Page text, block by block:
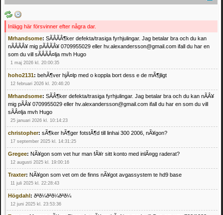
Inlägg här försvinner efter några dar.
Mrhandsome: SÃÂÃÂ¶ker defekta/trasiga fyrhjulingar. Jag betalar bra och du kan
nÃÂÃÂ¥ mig pÃÂÃÂ¥ 0709955029 eller hv.alexandersson@gmail.com ifall du har en
som du vill sÃÂÃÂ¤lja mvh Hugo
1 maj 2026 kl. 20:00:35
hoho2131: behÃ¶ver hjÃ¤lp med o koppla bort dess e de mÃ¶jligt
12 februari 2026 kl. 20:46:20
Mrhandsome: SÃÂ¶ker defekta/trasiga fyrhjulingar. Jag betalar bra och du kan nÃÂ¥
mig pÃÂ¥ 0709955029 eller hv.alexandersson@gmail.com ifall du har en som du vill
sÃÂ¤lja mvh Hugo
25 januari 2026 kl. 10:14:23
christopher: sÃ¶ker hÃ¶ger fotstÃ¶d till linhai 300 2006, nÃ¥gon?
17 september 2025 kl. 14:31:25
Gregee: NÃ¥gon som vet hur man fÃ¥r sitt konto med inlÃ¤gg raderat?
12 augusti 2025 kl. 19:00:16
Traxter: NÃ¥gon som vet om de finns nÃ¥got avgassystem te hd9 base
11 juli 2025 kl. 22:28:43
Högdahl: ðªð¼ðªð¼ðªð¼
12 juni 2025 kl. 23:53:36